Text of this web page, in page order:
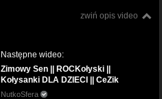
zwiń opis video
Następne wideo:
Zimowy Sen || ROCKołyski ||
Kołysanki DLA DZIECI || CeZik
NutkoSfera